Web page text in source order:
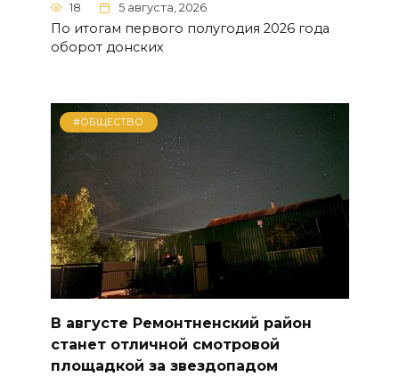
18 5 августа, 2026
По итогам первого полугодия 2026 года
оборот донских
#ОБЩЕСТВО
В августе Ремонтненский район
станет отличной смотровой
площадкой за звездопадом